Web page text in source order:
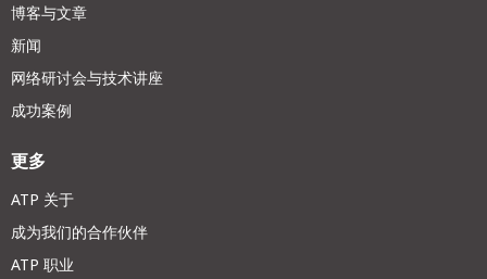
博客与文章
新闻
网络研讨会与技术讲座
成功案例
更多
ATP 关于
成为我们的合作伙伴
ATP 职业